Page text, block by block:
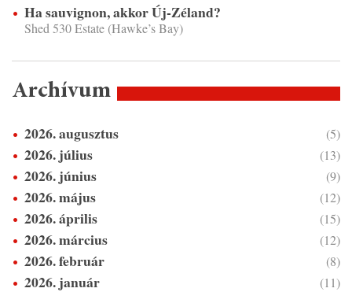
Ha sauvignon, akkor Új-Zéland?
Shed 530 Estate (Hawke’s Bay)
Archívum
2026. augusztus (5)
2026. július (13)
2026. június (9)
2026. május (12)
2026. április (15)
2026. március (12)
2026. február (8)
2026. január (11)